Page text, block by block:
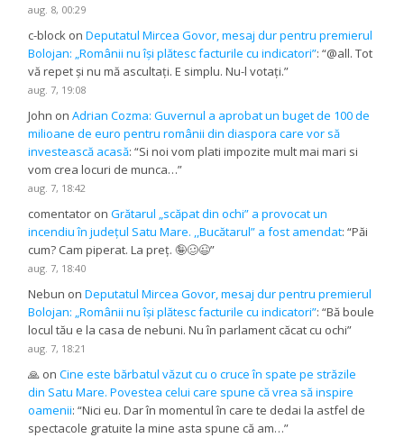
aug. 8, 00:29
c-block onDeputatul Mircea Govor, mesaj dur pentru premierul
Bolojan: „Românii nu își plătesc facturile cu indicatori”: “@all. Tot
vă repet și nu mă ascultați. E simplu. Nu-l votați.”
aug. 7, 19:08
John onAdrian Cozma: Guvernul a aprobat un buget de 100 de
milioane de euro pentru românii din diaspora care vor să
investească acasă: “Si noi vom plati impozite mult mai mari si
vom crea locuri de munca…”
aug. 7, 18:42
comentator onGrătarul „scăpat din ochi” a provocat un
incendiu în județul Satu Mare. ,,Bucătarul” a fost amendat: “Păi
cum? Cam piperat. La preț. 🤪🥴😉”
aug. 7, 18:40
Nebun onDeputatul Mircea Govor, mesaj dur pentru premierul
Bolojan: „Românii nu își plătesc facturile cu indicatori”: “Bă boule
locul tău e la casa de nebuni. Nu în parlament căcat cu ochi”
aug. 7, 18:21
🙏 onCine este bărbatul văzut cu o cruce în spate pe străzile
din Satu Mare. Povestea celui care spune că vrea să inspire
oamenii: “Nici eu. Dar în momentul în care te dedai la astfel de
spectacole gratuite la mine asta spune că am…”